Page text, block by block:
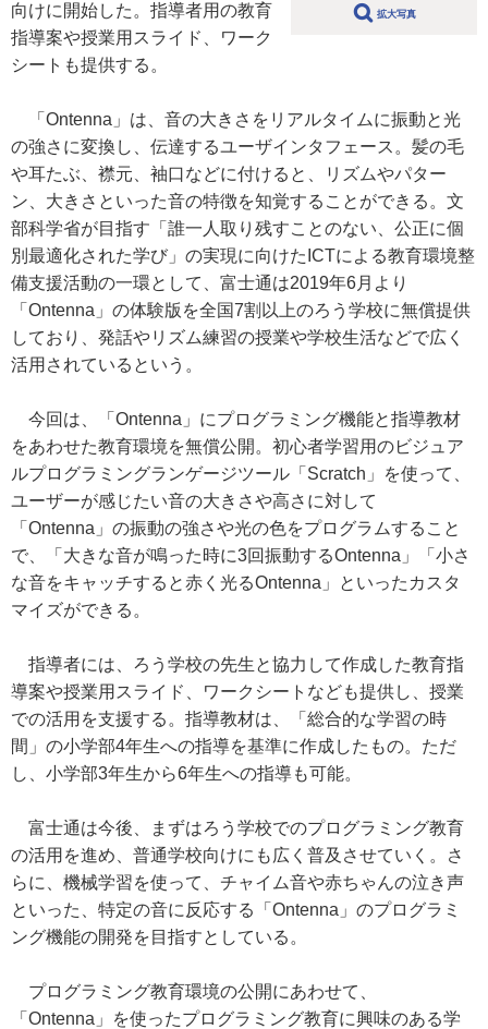
拡大写真
向けに開始した。指導者用の教育
指導案や授業用スライド、ワーク
シートも提供する。
「Ontenna」は、音の大きさをリアルタイムに振動と光
の強さに変換し、伝達するユーザインタフェース。髪の毛
や耳たぶ、襟元、袖口などに付けると、リズムやパター
ン、大きさといった音の特徴を知覚することができる。文
部科学省が目指す「誰一人取り残すことのない、公正に個
別最適化された学び」の実現に向けたICTによる教育環境整
備支援活動の一環として、富士通は2019年6月より
「Ontenna」の体験版を全国7割以上のろう学校に無償提供
しており、発話やリズム練習の授業や学校生活などで広く
活用されているという。
今回は、「Ontenna」にプログラミング機能と指導教材
をあわせた教育環境を無償公開。初心者学習用のビジュア
ルプログラミングランゲージツール「Scratch」を使って、
ユーザーが感じたい音の大きさや高さに対して
「Ontenna」の振動の強さや光の色をプログラムすること
で、「大きな音が鳴った時に3回振動するOntenna」「小さ
な音をキャッチすると赤く光るOntenna」といったカスタ
マイズができる。
指導者には、ろう学校の先生と協力して作成した教育指
導案や授業用スライド、ワークシートなども提供し、授業
での活用を支援する。指導教材は、「総合的な学習の時
間」の小学部4年生への指導を基準に作成したもの。ただ
し、小学部3年生から6年生への指導も可能。
富士通は今後、まずはろう学校でのプログラミング教育
の活用を進め、普通学校向けにも広く普及させていく。さ
らに、機械学習を使って、チャイム音や赤ちゃんの泣き声
といった、特定の音に反応する「Ontenna」のプログラミ
ング機能の開発を目指すとしている。
プログラミング教育環境の公開にあわせて、
「Ontenna」を使ったプログラミング教育に興味のある学